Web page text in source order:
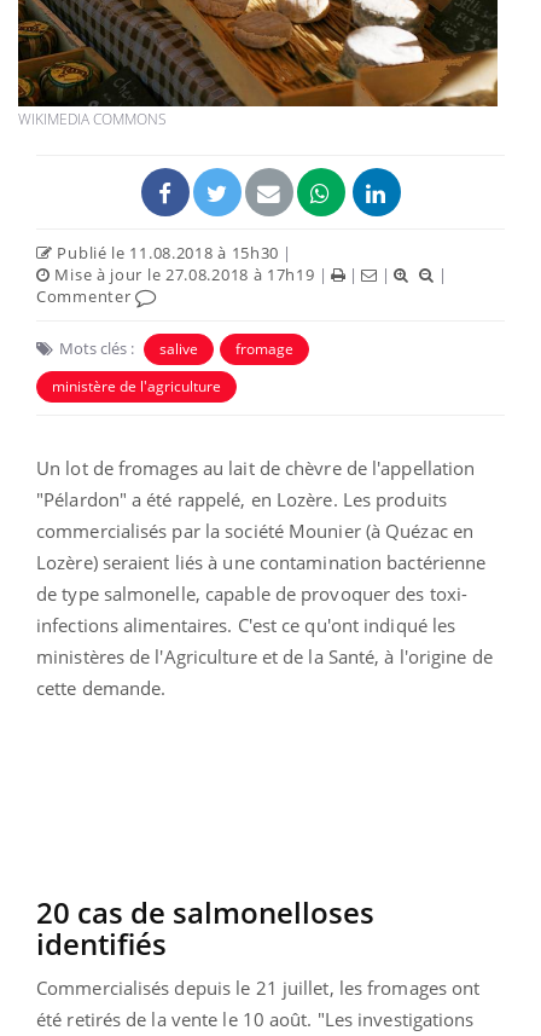
WIKIMEDIA COMMONS
Publié le 11.08.2018 à 15h30 |
Mise à jour le 27.08.2018 à 17h19 | | |
|
Commenter
Mots clés : salive
fromage
ministère de l'agriculture
Un lot de fromages au lait de chèvre de l'appellation
"Pélardon" a été rappelé, en Lozère. Les produits
commercialisés par la société Mounier (à Quézac en
Lozère) seraient liés à une contamination bactérienne
de type salmonelle, capable de provoquer des toxi-
infections alimentaires. C'est ce qu'ont indiqué les
ministères de l'Agriculture et de la Santé, à l'origine de
cette demande.
20 cas de salmonelloses
identifiés
Commercialisés depuis le 21 juillet, les fromages ont
été retirés de la vente le 10 août. "Les investigations